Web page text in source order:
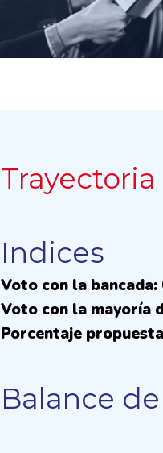
Trayectoria
Indices
Voto con la bancada:
Voto con la mayoría
Porcentaje
Balance